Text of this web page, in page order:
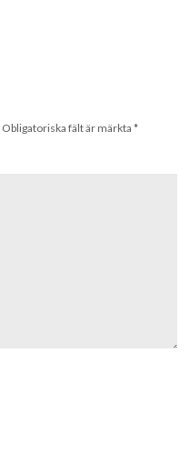
Obligatoriska fält är märkta *